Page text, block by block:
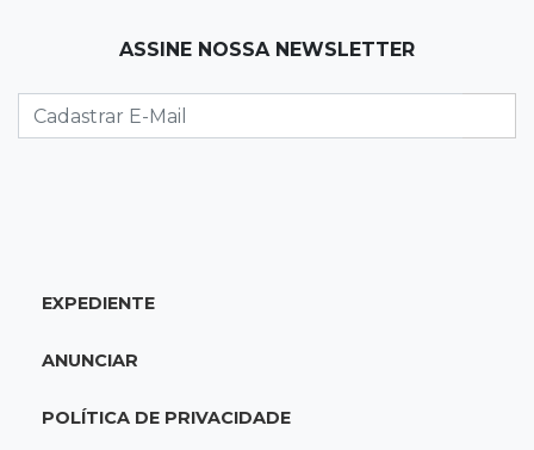
Na Vila Belmiro
lugar no Brasileirão
18:33Em 2022
adolescente atropelada no Amazonas
ASSINE NOSSA NEWSLETTER
EXPEDIENTE
ANUNCIAR
POLÍTICA DE PRIVACIDADE